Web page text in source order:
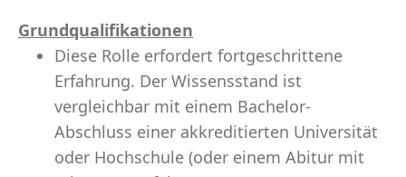
Grundqualifikationen
Diese Rolle erfordert fortgeschrittene
Erfahrung. Der Wissensstand ist
vergleichbar mit einem Bachelor-
Abschluss einer akkreditierten Universität
oder Hochschule (oder einem Abitur mit